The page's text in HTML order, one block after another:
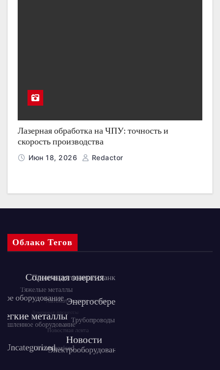
Лазерная обработка на ЧПУ: точность и
скорость производства
Июн 18, 2026 Redactor
Облако Тегов